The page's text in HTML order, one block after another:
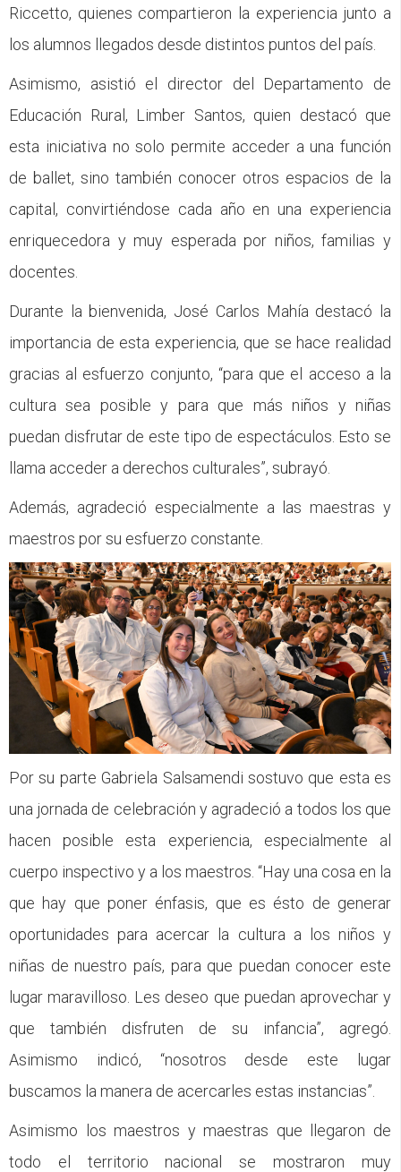
Riccetto, quienes compartieron la experiencia junto a
los alumnos llegados desde distintos puntos del país.
Asimismo, asistió el director del Departamento de
Educación Rural, Limber Santos, quien destacó que
esta iniciativa no solo permite acceder a una función
de ballet, sino también conocer otros espacios de la
capital, convirtiéndose cada año en una experiencia
enriquecedora y muy esperada por niños, familias y
docentes.
Durante la bienvenida, José Carlos Mahía destacó la
importancia de esta experiencia, que se hace realidad
gracias al esfuerzo conjunto, “para que el acceso a la
cultura sea posible y para que más niños y niñas
puedan disfrutar de este tipo de espectáculos. Esto se
llama acceder a derechos culturales”, subrayó.
Además, agradeció especialmente a las maestras y
maestros por su esfuerzo constante.
Por su parte Gabriela Salsamendi sostuvo que esta es
una jornada de celebración y agradeció a todos los que
hacen posible esta experiencia, especialmente al
cuerpo inspectivo y a los maestros. “Hay una cosa en la
que hay que poner énfasis, que es ésto de generar
oportunidades para acercar la cultura a los niños y
niñas de nuestro país, para que puedan conocer este
lugar maravilloso. Les deseo que puedan aprovechar y
que también disfruten de su infancia”, agregó.
Asimismo indicó, “nosotros desde este lugar
buscamos la manera de acercarles estas instancias”.
Asimismo los maestros y maestras que llegaron de
todo el territorio nacional se mostraron muy